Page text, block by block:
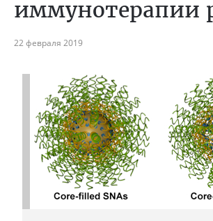
иммунотерапии
22 февраля 2019